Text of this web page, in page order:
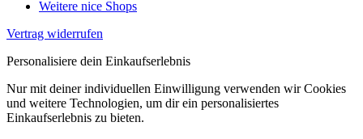
Weitere nice Shops
Vertrag widerrufen
Personalisiere dein Einkaufserlebnis
Nur mit deiner individuellen Einwilligung verwenden wir Cookies
und weitere Technologien, um dir ein personalisiertes
Einkaufserlebnis zu bieten.